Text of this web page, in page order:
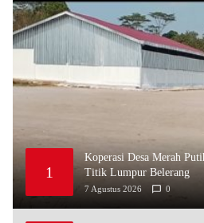
1
Koperasi Desa Merah
Titik Lumpur Belerang
7 Agustus 2026 0